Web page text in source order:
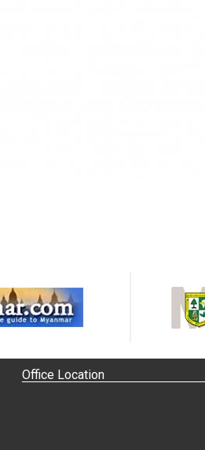
Office Location